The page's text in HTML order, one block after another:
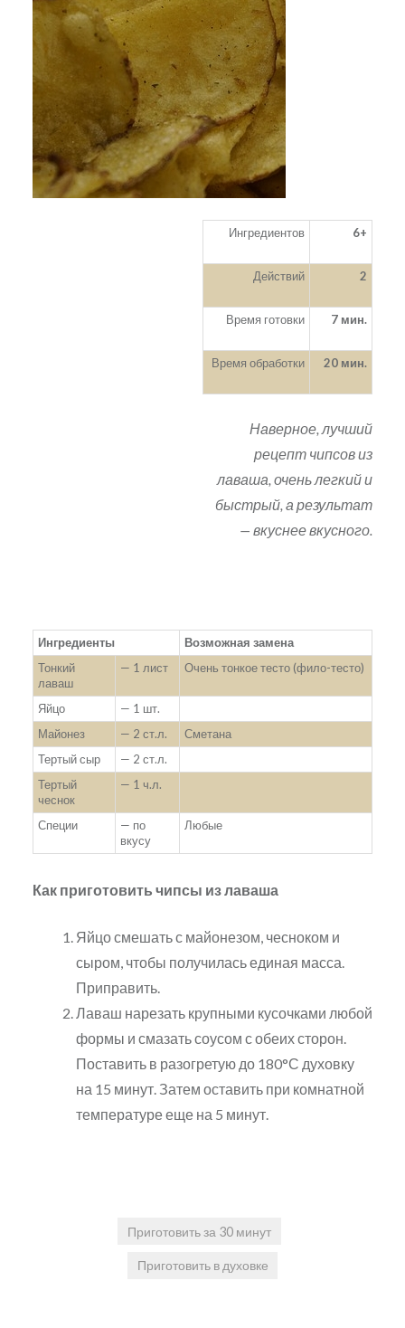
Ингредиентов 6+
Действий 2
Время готовки 7 мин.
Время обработки 20 мин.
Наверное, лучший
рецепт чипсов из
лаваша, очень легкий и
быстрый, а результат
— вкуснее вкусного.
Ингредиенты
Возможная замена
Тонкий
лаваш
— 1 лист Очень тонкое тесто (фило-тесто)
Яйцо
— 1 шт.
Майонез
— 2 ст.л.
Сметана
Тертый сыр
— 2 ст.л.
Тертый
чеснок
— 1 ч.л.
Специи
— по
вкусу
Любые
Как приготовить чипсы из лаваша
Яйцо смешать с майонезом, чесноком и
сыром, чтобы получилась единая масса.
Приправить.
Лаваш нарезать крупными кусочками любой
формы и смазать соусом с обеих сторон.
Поставить в разогретую до 180°С духовку
на 15 минут. Затем оставить при комнатной
температуре еще на 5 минут.
Приготовить за 30 минут
Приготовить в духовке